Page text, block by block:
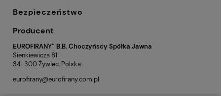
Bezpieczeństwo
Producent
EUROFIRANY” B.B. Choczyńscy Spółka Jawna
Sienkiewicza 81
34-300 Żywiec, Polska
eurofirany@eurofirany.com.pl